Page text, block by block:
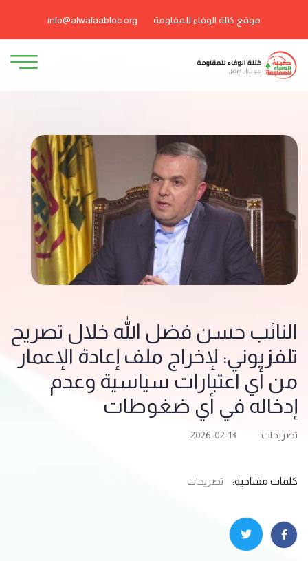
موقع كتلة الوفاء للمقاومة info@alwafaabloc.org
النائب حسن فضل الله خلال تصريح
تلفزيوني: لإخراج ملف إعادة الإعمار
من أي اعتبارات سياسية وعدم
إدخاله في أي ضغوطات
تصريحات 2026-02-13
كلمات مفتاحية: تصريحات